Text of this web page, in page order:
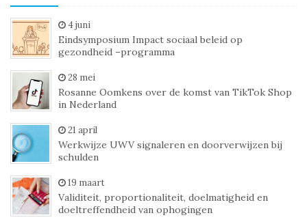
4 juni
Eindsymposium Impact sociaal beleid op
gezondheid –programma
28 mei
Rosanne Oomkens over de komst van TikTok Shop
in Nederland
21 april
Werkwijze UWV signaleren en doorverwijzen bij
schulden
19 maart
Validiteit, proportionaliteit, doelmatigheid en
doeltreffendheid van ophogingen